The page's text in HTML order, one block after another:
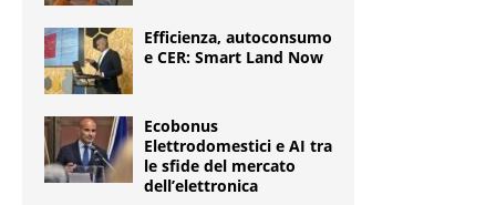
Efficienza, autoconsumo
e CER: Smart Land Now
Ecobonus
Elettrodomestici e AI tra
le sfide del mercato
dell’elettronica